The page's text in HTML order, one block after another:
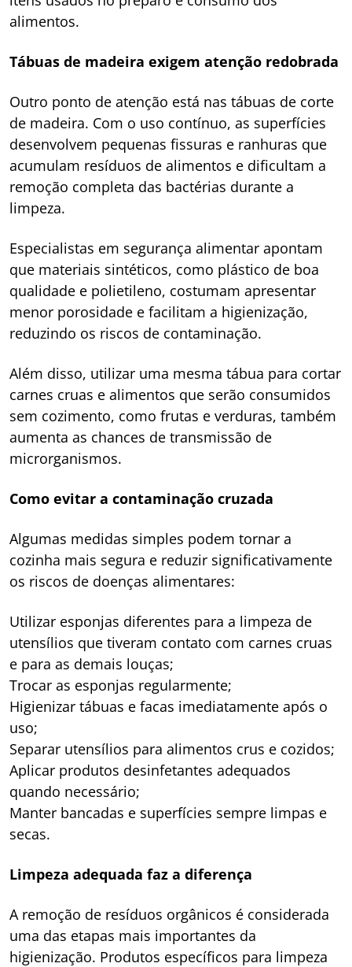
alimentos.
Tábuas de madeira exigem atenção redobrada
Outro ponto de atenção está nas tábuas de corte
de madeira. Com o uso contínuo, as superfícies
desenvolvem pequenas fissuras e ranhuras que
acumulam resíduos de alimentos e dificultam a
remoção completa das bactérias durante a
limpeza.
Especialistas em segurança alimentar apontam
que materiais sintéticos, como plástico de boa
qualidade e polietileno, costumam apresentar
menor porosidade e facilitam a higienização,
reduzindo os riscos de contaminação.
Além disso, utilizar uma mesma tábua para cortar
carnes cruas e alimentos que serão consumidos
sem cozimento, como frutas e verduras, também
aumenta as chances de transmissão de
microrganismos.
Como evitar a contaminação cruzada
Algumas medidas simples podem tornar a
cozinha mais segura e reduzir significativamente
os riscos de doenças alimentares:
Utilizar esponjas diferentes para a limpeza de
utensílios que tiveram contato com carnes cruas
e para as demais louças;
Trocar as esponjas regularmente;
Higienizar tábuas e facas imediatamente após o
uso;
Separar utensílios para alimentos crus e cozidos;
Aplicar produtos desinfetantes adequados
quando necessário;
Manter bancadas e superfícies sempre limpas e
secas.
Limpeza adequada faz a diferença
A remoção de resíduos orgânicos é considerada
uma das etapas mais importantes da
higienização. Produtos específicos para limpeza